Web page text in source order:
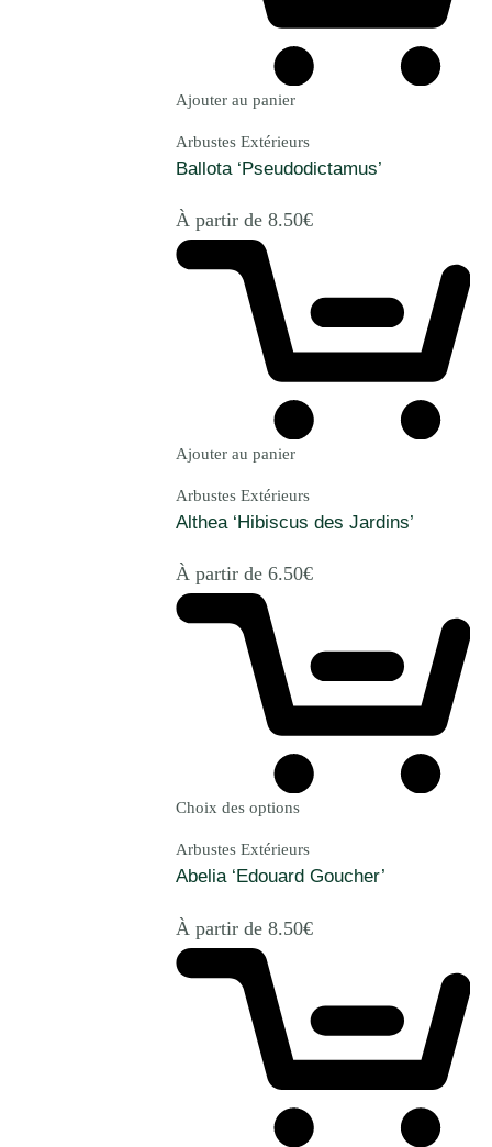
Ajouter au panier
Arbustes Extérieurs
Ballota ‘Pseudodictamus’
À partir de 8.50€
Ajouter au panier
Arbustes Extérieurs
Althea ‘Hibiscus des Jardins’
À partir de 6.50€
Choix des options
Arbustes Extérieurs
Abelia ‘Edouard Goucher’
À partir de 8.50€